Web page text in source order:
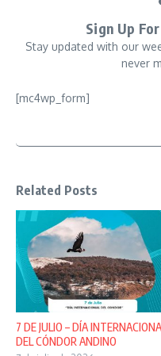
Sign Up
Stay updated with our
never
[mc4wp_form]
Related Posts
7 DE JULIO – DÍA
DEL CÓNDOR ANDINO